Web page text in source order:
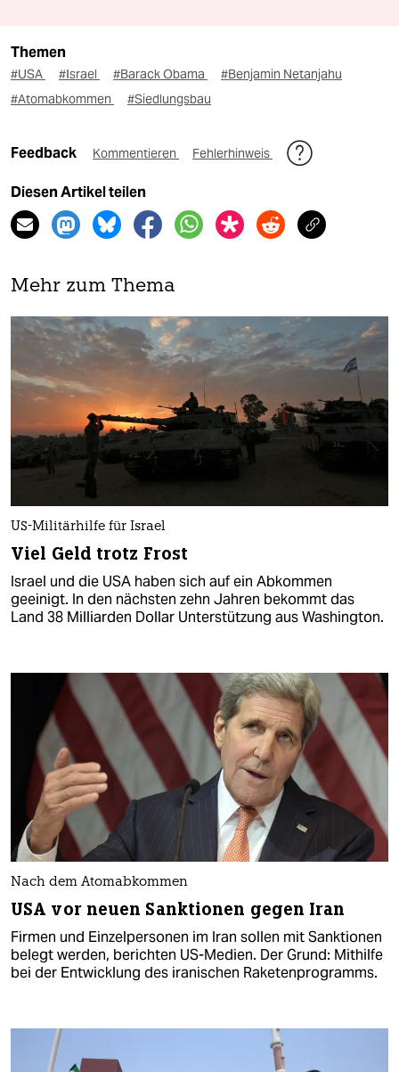
Themen
#USA #Israel #Barack Obama
#Benjamin Netanjahu
#Atomabkommen
#Siedlungsbau
Feedback Kommentieren Fehlerhinweis
Diesen Artikel teilen
Mehr zum Thema
US-Militärhilfe für Israel
Viel Geld trotz Frost
Israel und die USA haben sich auf ein Abkommen
geeinigt. In den nächsten zehn Jahren bekommt das
Land 38 Milliarden Dollar Unterstützung aus Washington.
Nach dem Atomabkommen
USA vor neuen Sanktionen gegen Iran
Firmen und Einzelpersonen im Iran sollen mit Sanktionen
belegt werden, berichten US-Medien. Der Grund: Mithilfe
bei der Entwicklung des iranischen Raketenprogramms.